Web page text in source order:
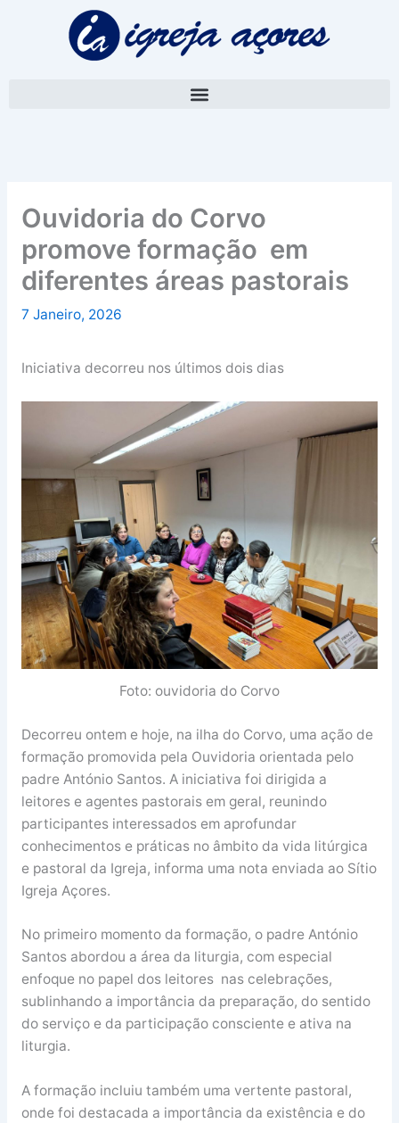
Ouvidoria do Corvo
promove formação em
diferentes áreas pastorais
7 Janeiro, 2026
Iniciativa decorreu nos últimos dois dias
Foto: ouvidoria do Corvo
Decorreu ontem e hoje, na ilha do Corvo, uma ação de
formação promovida pela Ouvidoria orientada pelo
padre António Santos. A iniciativa foi dirigida a
leitores e agentes pastorais em geral, reunindo
participantes interessados em aprofundar
conhecimentos e práticas no âmbito da vida litúrgica
e pastoral da Igreja, informa uma nota enviada ao Sítio
Igreja Açores.
No primeiro momento da formação, o padre António
Santos abordou a área da liturgia, com especial
enfoque no papel dos leitores nas celebrações,
sublinhando a importância da preparação, do sentido
do serviço e da participação consciente e ativa na
liturgia.
A formação incluiu também uma vertente pastoral,
onde foi destacada a importância da existência e do